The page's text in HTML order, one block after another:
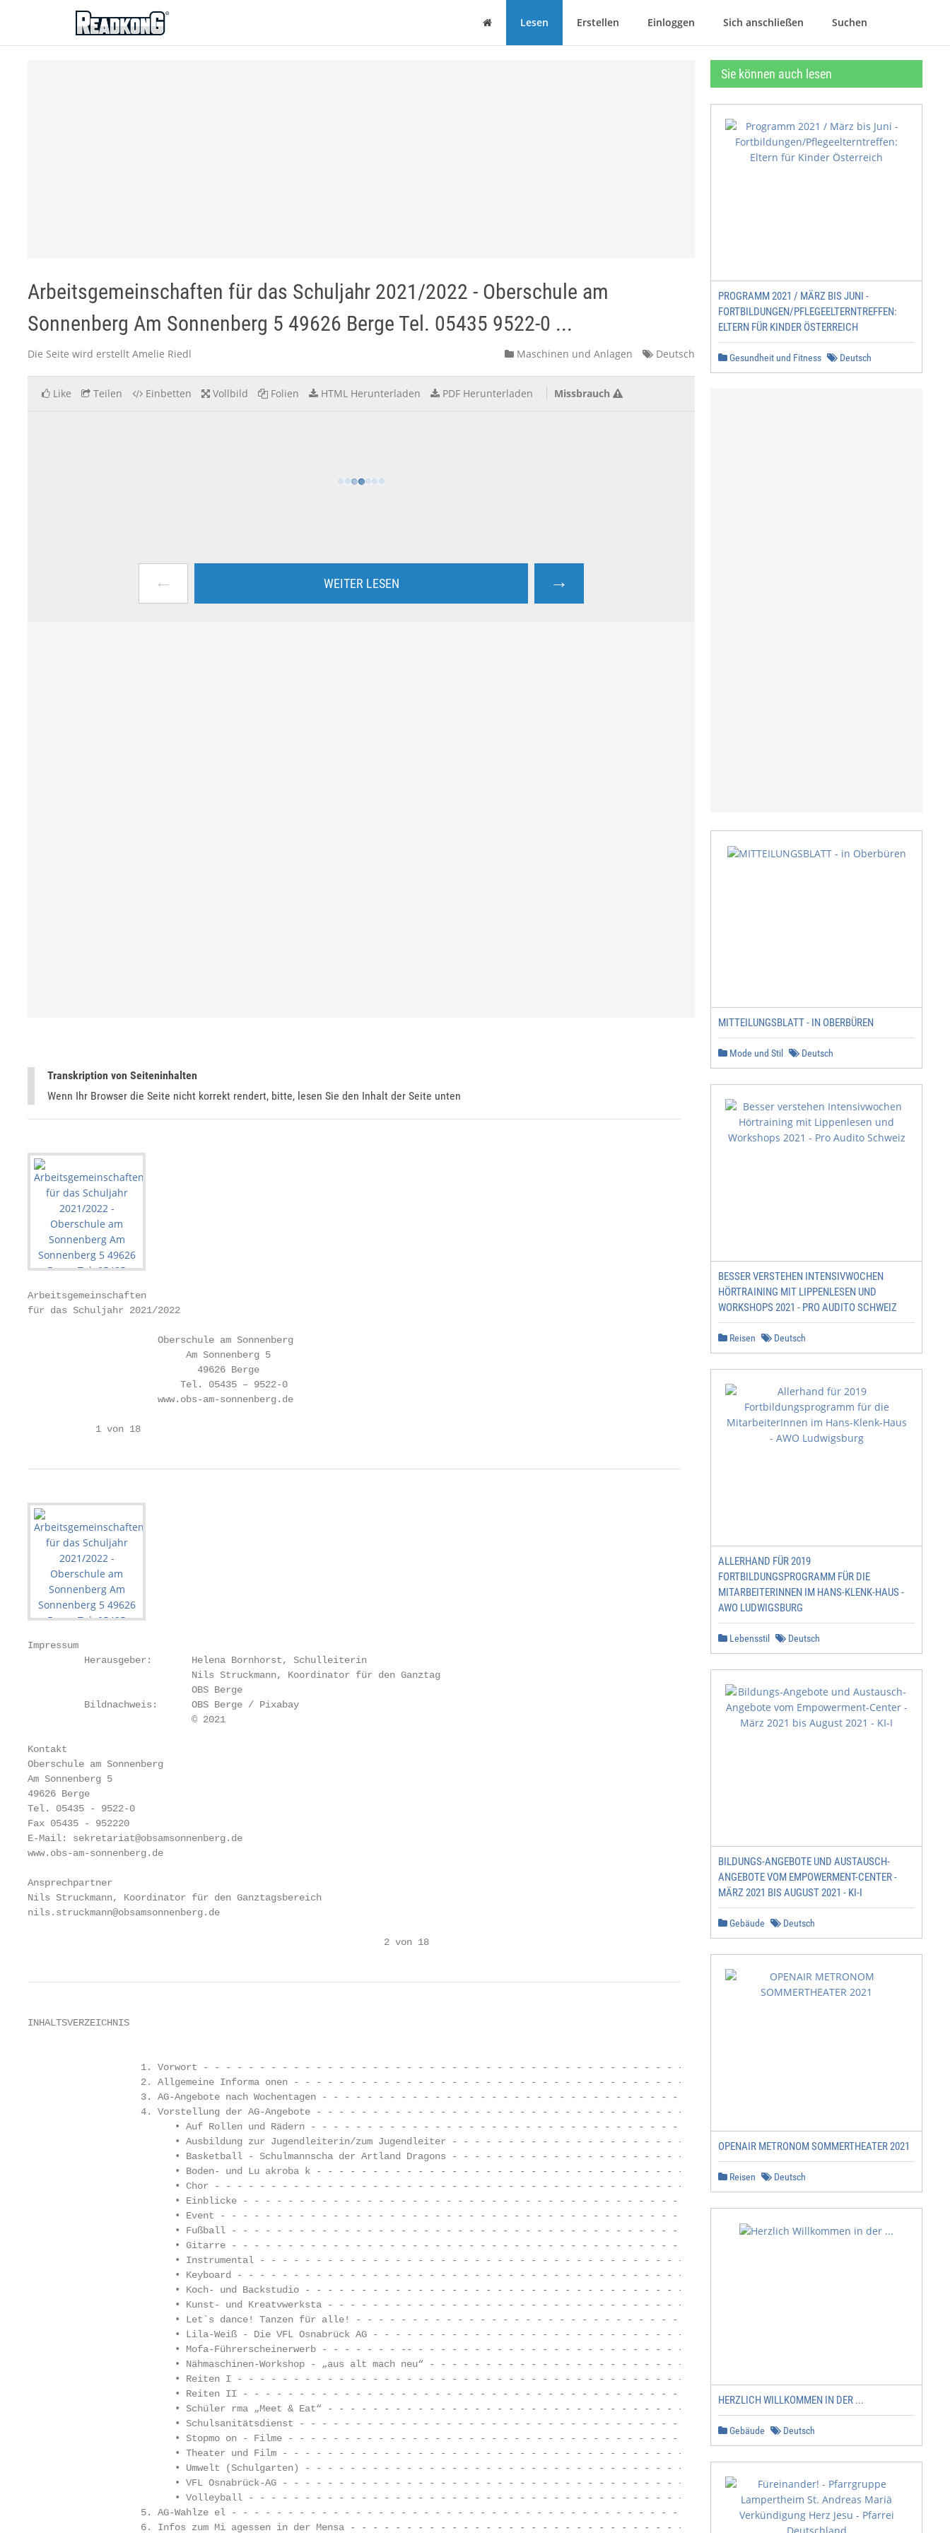
ReadkonG
Haus Lesen Erstellen Einloggen Sich anschließen Suchen
Arbeitsgemeinschaften für das Schuljahr 2021/2022 - Oberschule am
Sonnenberg Am Sonnenberg 5 49626 Berge Tel. 05435 9522-0 ...
Die Seite wird erstellt Amelie Riedl Maschinen und Anlagen Deutsch
Like Teilen Einbetten Vollbild Folien HTML Herunterladen PDF Herunterladen Missbrauch
← WEITER LESEN →
Transkription von Seiteninhalten
Wenn Ihr Browser die Seite nicht korrekt rendert, bitte, lesen Sie den Inhalt der Seite unten
Arbeitsgemeinschaften
für das Schuljahr 2021/2022
                       Oberschule am Sonnenberg
                            Am Sonnenberg 5
                              49626 Berge
                           Tel. 05435 – 9522-0
                       www.obs-am-sonnenberg.de
            1 von 18
Impressum
          Herausgeber:       Helena Bornhorst, Schulleiterin
                             Nils Struckmann, Koordinator für den Ganztag
                             OBS Berge
          Bildnachweis:      OBS Berge / Pixabay
                             © 2021
Kontakt
Oberschule am Sonnenberg
Am Sonnenberg 5
49626 Berge
Tel. 05435 - 9522-0
Fax 05435 - 952220
E-Mail: sekretariat@obsamsonnenberg.de
www.obs-am-sonnenberg.de
Ansprechpartner
Nils Struckmann, Koordinator für den Ganztagsbereich
nils.struckmann@obsamsonnenberg.de
                                                               2 von 18
INHALTSVERZEICHNIS
1. Vorwort - - - - - - - - - - - - - - - - - - - - - - - - - - - - - - - - - - - - - - - - - - - - - - - - - - - - - - - - - - - - - - - - -
2. Allgemeine Informa onen - - - - - - - - - - - - - - - - - - - - - - - - - - - - - - - - - - - - - - - - - - - - - - - - - - - - - - - - -
3. AG-Angebote nach Wochentagen - - - - - - - - - - - - - - - - - - - - - - - - - - - - - - - - - - - - - - - - - - - - - - - - - - - - - - -
4. Vorstellung der AG-Angebote - - - - - - - - - - - - - - - - - - - - - - - - - - - - - - - - - - - - - - - - - - - - - - - - - - - - - - -
• Auf Rollen und Rädern - - - - - - - - - - - - - - - - - - - - - - - - - - - - - - - - - - - - - - - - - - - - - - - - - - - - - - - -
• Ausbildung zur Jugendleiterin/zum Jugendleiter - - - - - - - - - - - - - - - - - - - - - - - - - - - - - - - - - - - - - - - - - - -
• Basketball - Schulmannscha der Artland Dragons - - - - - - - - - - - - - - - - - - - - - - - - - - - - - - - - - - - - - - - - - - -
• Boden- und Lu akroba k - - - - - - - - - - - - - - - - - - - - - - - - - - - - - - - - - - - - - - - - - - - - - - - - - - - - - - -
• Chor - - - - - - - - - - - - - - - - - - - - - - - - - - - - - - - - - - - - - - - - - - - - - - - - - - - - - - - - - - - - - - - -
• Einblicke - - - - - - - - - - - - - - - - - - - - - - - - - - - - - - - - - - - - - - - - - - - - - - - - - - - - - - - - - - - - - -
• Event - - - - - - - - - - - - - - - - - - - - - - - - - - - - - - - - - - - - - - - - - - - - - - - - - - - - - - - - - - - - - - - -
• Fußball - - - - - - - - - - - - - - - - - - - - - - - - - - - - - - - - - - - - - - - - - - - - - - - - - - - - - - - - - - - - - - -
• Gitarre - - - - - - - - - - - - - - - - - - - - - - - - - - - - - - - - - - - - - - - - - - - - - - - - - - - - - - - - - - - - - - -
• Instrumental - - - - - - - - - - - - - - - - - - - - - - - - - - - - - - - - - - - - - - - - - - - - - - - - - - - - - - - - - - - -
• Keyboard - - - - - - - - - - - - - - - - - - - - - - - - - - - - - - - - - - - - - - - - - - - - - - - - - - - - - - - - - - - - - -
• Koch- und Backstudio - - - - - - - - - - - - - - - - - - - - - - - - - - - - - - - - - - - - - - - - - - - - - - - - - - - - - - - -
• Kunst- und Kreatvwerksta - - - - - - - - - - - - - - - - - - - - - - - - - - - - - - - - - - - - - - - - - - - - - - - - - - - - - -
• Let`s dance! Tanzen für alle! - - - - - - - - - - - - - - - - - - - - - - - - - - - - - - - - - - - - - - - - - - - - - - - - - - - -
• Lila-Weiß - Die VFL Osnabrück AG - - - - - - - - - - - - - - - - - - - - - - - - - - - - - - - - - - - - - - - - - - - - - - - - - -
• Mofa-Führerscheinerwerb - - - - - - - -- - - - - - - - - - - - - - - - - - - - - - - - - - - - - - - - - - - - - - - - - - - - - - -
• Nähmaschinen-Workshop - „aus alt mach neu“ - - - - - - - - - - - - - - - - - - - - - - - - - - - - - - - - - - - - - - - - - - - - -
• Reiten I - - - - - - - - - - - - - - - - - - - - - - - - - - - - - - - - - - - - - - - - - - - - - - - - - - - - - - - - - - - - - -
• Reiten II - - - - - - - - - - - - - - - - - - - - - - - - - - - - - - - - - - - - - - - - - - - - - - - - - - - - - - - - - - - - - -
• Schüler rma „Meet & Eat“ - - - - - - - - - - - - - - - - - - - - - - - - - - - - - - - - - - - - - - - - - - - - - - - - - - - - - -
• Schulsanitätsdienst - - - - - - - - - - - - - - - - - - - - - - - - - - - - - - - - - - - - - - - - - - - - - - - - - - - - - - - - -
• Stopmo on - Filme - - - - - - - - - - - - - - - - - - - - - - - - - - - - - - - - - - - - - - - - - - - - - - - - - - - - - - - - - -
• Theater und Film - - - - - - - - - - - - - - - - - - - - - - - - - - - - - - - - - - - - - - - - - - - - - - - - - - - - - - - - - -
• Umwelt (Schulgarten) - - - - - - - - - - - - - - - - - - - - - - - - - - - - - - - - - - - - - - - - - - - - - - - - - - - - - - - -
• VFL Osnabrück-AG - - - - - - - - - - - - - - - - - - - - - - - - - - - - - - - - - - - - - - - - - - - - - - - - - - - - - - - - - -
• Volleyball - - - - - - - - - - - - - - - - - - - - - - - - - - - - - - - - - - - - - - - - - - - - - - - - - - - - - - - - - - - - -
5. AG-Wahlze el - - - - - - - - - - - - - - - - - - - - - - - - - - - - - - - - - - - - - - - - - - - - - - - - - - - - - - - - - - - - - - -
6. Infos zum Mi agessen in der Mensa - - - - - - - - - - - - - - - - - - - - - - - - - - - - - - - - - - - - - - - - - - - - - - - - - - - -
Sie können auch lesen
PROGRAMM 2021 / MÄRZ BIS JUNI -
FORTBILDUNGEN/PFLEGEELTERNTREFFEN:
ELTERN FÜR KINDER ÖSTERREICH
Gesundheit und Fitness Deutsch
MITTEILUNGSBLATT - IN OBERBÜREN
Mode und Stil Deutsch
BESSER VERSTEHEN INTENSIVWOCHEN
HÖRTRAINING MIT LIPPENLESEN UND
WORKSHOPS 2021 - PRO AUDITO SCHWEIZ
Reisen Deutsch
ALLERHAND FÜR 2019
FORTBILDUNGSPROGRAMM FÜR DIE
MITARBEITERINNEN IM HANS-KLENK-HAUS -
AWO LUDWIGSBURG
Lebensstil Deutsch
BILDUNGS-ANGEBOTE UND AUSTAUSCH-
ANGEBOTE VOM EMPOWERMENT-CENTER -
MÄRZ 2021 BIS AUGUST 2021 - KI-I
Gebäude Deutsch
OPENAIR METRONOM SOMMERTHEATER 2021
Reisen Deutsch
HERZLICH WILLKOMMEN IN DER ...
Gebäude Deutsch